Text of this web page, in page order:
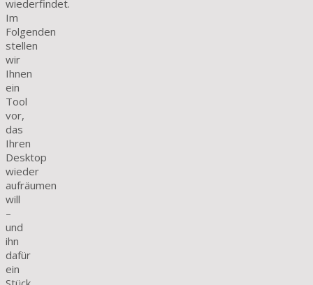
wiederfindet.
Im
Folgenden
stellen
wir
Ihnen
ein
Tool
vor,
das
Ihren
Desktop
wieder
aufräumen
will
–
und
ihn
dafür
ein